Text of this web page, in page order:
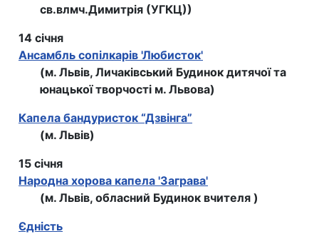
св.влмч.Димитрія (УГКЦ))
14 січня
Ансамбль сопілкарів 'Любисток'
(м. Львів, Личаківський Будинок дитячої та
юнацької творчості м. Львова)
Капела бандуристок “Дзвінга”
(м. Львів)
15 січня
Народна хорова капела 'Заграва'
(м. Львів, обласний Будинок вчителя )
Єдність